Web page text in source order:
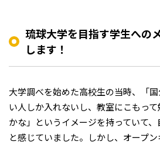
琉球大学を目指す学生への
します！
大学調べを始めた高校生の当時、「
い人しか入れないし、教室にこもっ
かな」というイメージを持っていて
と感じていました。しかし、オープ